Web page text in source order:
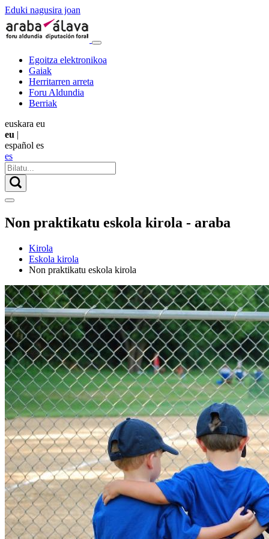
Eduki nagusira joan
Egoitza elektronikoa
Gaiak
Herritarren arreta
Foru Aldundia
Berriak
euskara eu
eu |
español es
es
Non praktikatu eskola kirola - araba
Kirola
Eskola kirola
Non praktikatu eskola kirola